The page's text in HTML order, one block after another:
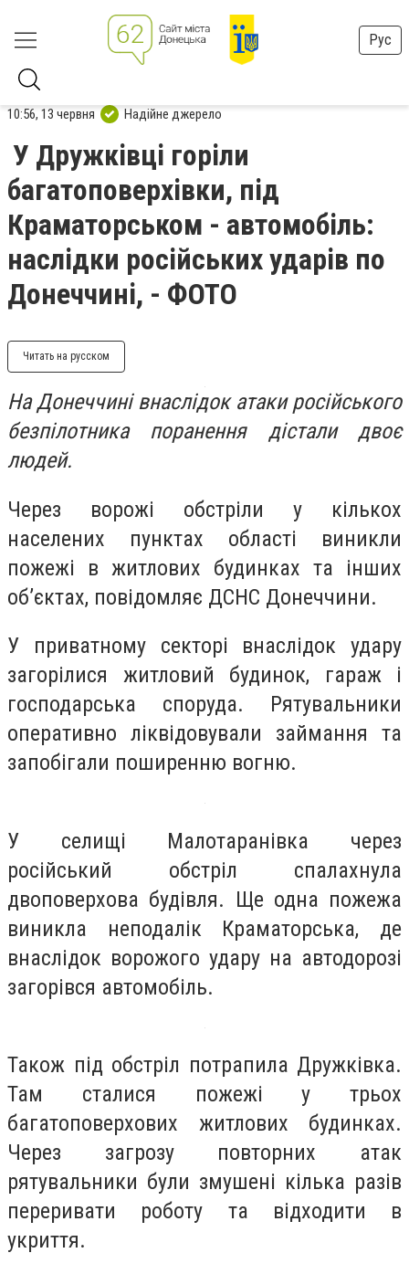
Рус
10:56, 13 червня Надійне джерело
У Дружківці горіли
багатоповерхівки, під
Краматорськом - автомобіль:
наслідки російських ударів по
Донеччині, - ФОТО
Читать на русском
На Донеччині внаслідок атаки російського
безпілотника поранення дістали двоє
людей.
Через ворожі обстріли у кількох
населених пунктах області виникли
пожежі в житлових будинках та інших
об’єктах, повідомляє ДСНС Донеччини.
У приватному секторі внаслідок удару
загорілися житловий будинок, гараж і
господарська споруда. Рятувальники
оперативно ліквідовували займання та
запобігали поширенню вогню.
У селищі Малотаранівка через
російський обстріл спалахнула
двоповерхова будівля. Ще одна пожежа
виникла неподалік Краматорська, де
внаслідок ворожого удару на автодорозі
загорівся автомобіль.
Також під обстріл потрапила Дружківка.
Там сталися пожежі у трьох
багатоповерхових житлових будинках.
Через загрозу повторних атак
рятувальники були змушені кілька разів
переривати роботу та відходити в
укриття.